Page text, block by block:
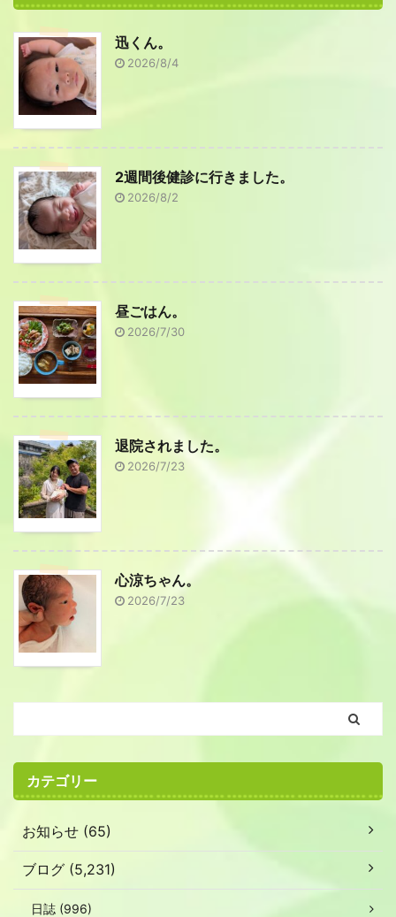
迅くん。
2026/8/4
2週間後健診に行きました。
2026/8/2
昼ごはん。
2026/7/30
退院されました。
2026/7/23
心涼ちゃん。
2026/7/23
カテゴリー
お知らせ (65)
ブログ (5,231)
日誌 (996)